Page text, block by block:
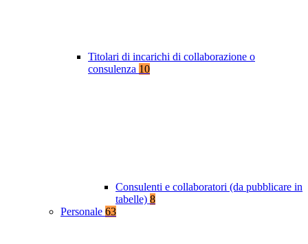
Titolari di incarichi di collaborazione o
consulenza 10
Consulenti e collaboratori (da pubblicare in
tabelle) 8
Personale 63